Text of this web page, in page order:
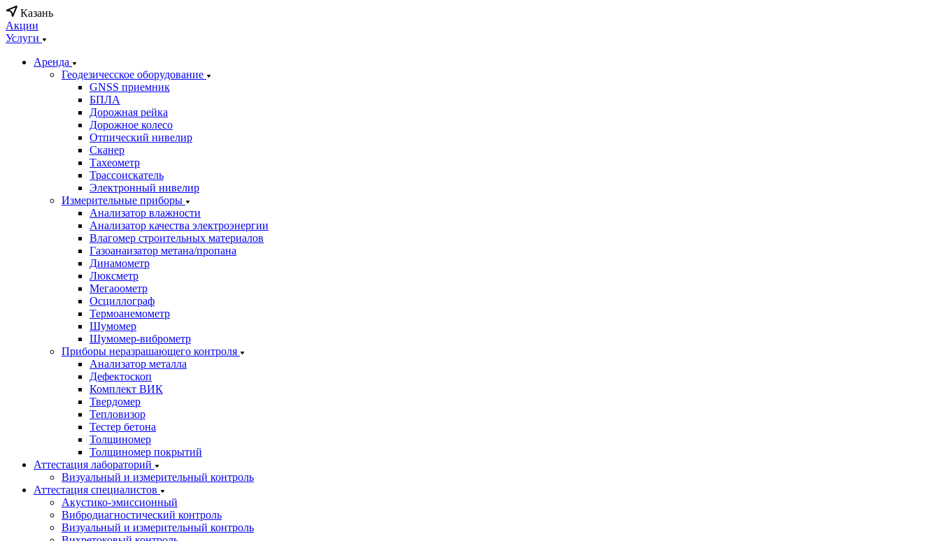
Казань
Акции
Услуги
Аренда
Геодезичесское оборудование
GNSS приемник
БПЛА
Дорожная рейка
Дорожное колесо
Отпический нивелир
Сканер
Тахеометр
Трассоискатель
Электронный нивелир
Измерительные приборы
Анализатор влажности
Анализатор качества электроэнергии
Влагомер строительных материалов
Газоанаизатор метана/пропана
Динамометр
Люксметр
Мегаоометр
Осциллограф
Термоанемометр
Шумомер
Шумомер-виброметр
Приборы неразрашающего контроля
Анализатор металла
Дефектоскоп
Комплект ВИК
Твердомер
Тепловизор
Тестер бетона
Толщиномер
Толщиномер покрытий
Аттестация лабораторий
Визуальный и измерительный контроль
Аттестация специалистов
Акустико-эмиссионный
Вибродиагностический контроль
Визуальный и измерительный контроль